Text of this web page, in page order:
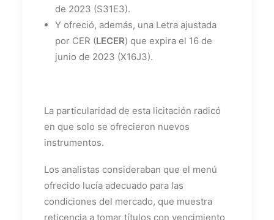
de 2023 (S31E3).
Y ofreció, además, una Letra ajustada
por CER (LECER) que expira el 16 de
junio de 2023 (X16J3).
La particularidad de esta licitación radicó
en que solo se ofrecieron nuevos
instrumentos.
Los analistas consideraban que el menú
ofrecido lucía adecuado para las
condiciones del mercado, que muestra
reticencia a tomar títulos con vencimiento